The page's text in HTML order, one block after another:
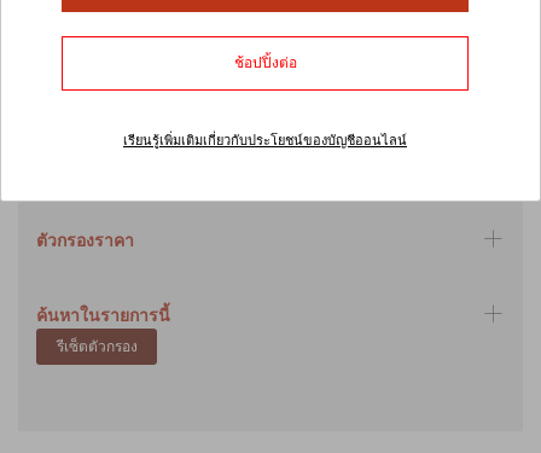
PEDIGREE® ก็ได้แสดงให้เห็นถึงความมุ่งมั่นที่มีความหมายของทีมใน
การดูแลสุนัขโดยการช่วยเหลือพวกเขาในการหาบ้าน
ตัวกรองราคา
ค้นหาในรายการนี้
ช้อปปิ้งต่อ
เรียนรู้เพิ่มเติมเกี่ยวกับประโยชน์ของบัญชีออนไลน์